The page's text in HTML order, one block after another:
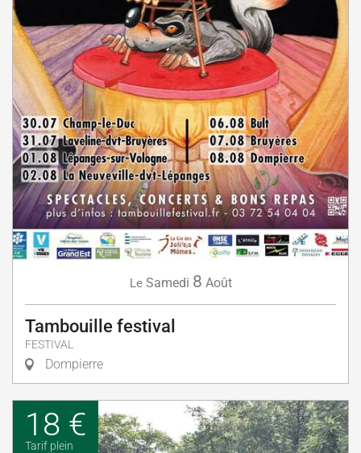
Le Samedi 8 Août
Tambouille festival
FESTIVAL
Dompierre
18 €
Tarif plein